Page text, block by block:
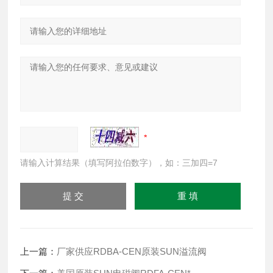
请输入计算结果（填写阿拉伯数字），如：三加四=7
上一篇： 厂家供应RDBA-CEN原装SUN溢流阀